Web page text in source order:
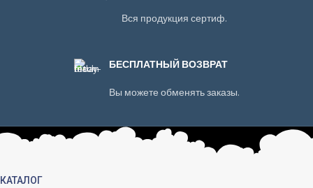
Вся продукция сертиф.
БЕСПЛАТНЫЙ ВОЗВРАТ
Вы можете обменять заказы.
КАТАЛОГ